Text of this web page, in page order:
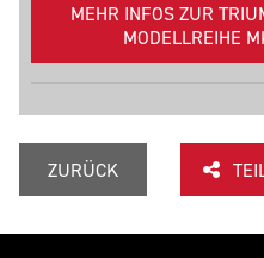
MEHR INFOS ZUR
MODELLREIHE
ZURÜCK